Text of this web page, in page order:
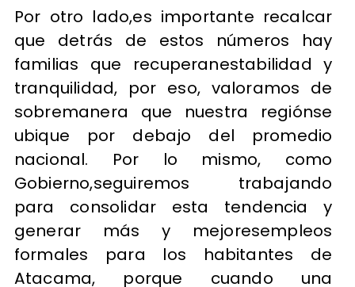
Por otro lado,es importante recalcar
que detrás de estos números hay
familias que recuperanestabilidad y
tranquilidad, por eso, valoramos de
sobremanera que nuestra regiónse
ubique por debajo del promedio
nacional. Por lo mismo, como
Gobierno,seguiremos trabajando
para consolidar esta tendencia y
generar más y mejoresempleos
formales para los habitantes de
Atacama, porque cuando una